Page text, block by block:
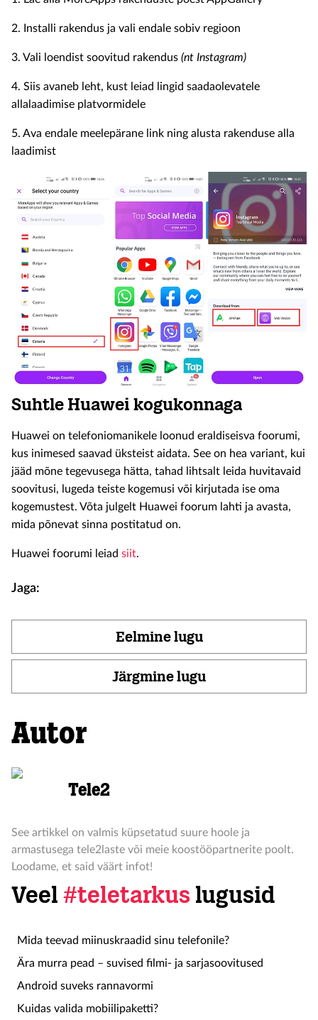
2. Installi rakendus ja vali endale sobiv regioon
3. Vali loendist soovitud rakendus (nt Instagram)
4. Siis avaneb leht, kust leiad lingid saadaolevatele
allalaadimise platvormidele
5. Ava endale meelepärane link ning alusta rakenduse alla
laadimist
Suhtle Huawei kogukonnaga
Huawei on telefoniomanikele loonud eraldiseisva foorumi,
kus inimesed saavad üksteist aidata. See on hea variant, kui
jääd mõne tegevusega hätta, tahad lihtsalt leida huvitavaid
soovitusi, lugeda teiste kogemusi või kirjutada ise oma
kogemustest. Võta julgelt Huawei foorum lahti ja avasta,
mida põnevat sinna postitatud on.
Huawei foorumi leiad siit.
Jaga:
Eelmine lugu
Järgmine lugu
Autor
Tele2
See artikkel on valmis küpsetatud suure hoole ja
armastusega tele2laste või meie koostööpartnerite poolt.
Loodame, et said väärt infot!
Veel #teletarkus lugusid
Mida teevad miinuskraadid sinu telefonile?
Ära murra pead – suvised filmi- ja sarjasoovitused
Android suveks rannavormi
Kuidas valida mobiilipaketti?